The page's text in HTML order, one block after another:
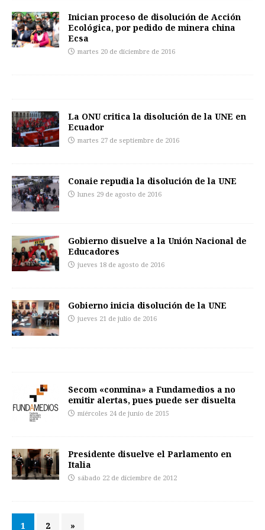
Inician proceso de disolución de Acción
Ecológica, por pedido de minera china
Ecsa
martes 20 de diciembre de 2016
La ONU critica la disolución de la UNE en
Ecuador
martes 27 de septiembre de 2016
Conaie repudia la disolución de la UNE
lunes 29 de agosto de 2016
Gobierno disuelve a la Unión Nacional de
Educadores
jueves 18 de agosto de 2016
Gobierno inicia disolución de la UNE
jueves 21 de julio de 2016
Secom «conmina» a Fundamedios a no
emitir alertas, pues puede ser disuelta
miércoles 24 de junio de 2015
Presidente disuelve el Parlamento en
Italia
sábado 22 de diciembre de 2012
1 2 »